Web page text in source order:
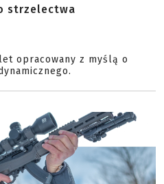
strzelectwa
opracowany z myślą o